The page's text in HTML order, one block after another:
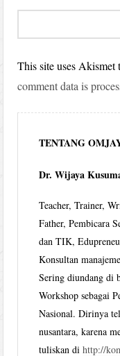
This site uses
comment data is
TENTANG
Dr. Wijaya
Teacher, Trainer,
Father, Pembicara
dan TIK,
Konsultan
Sering diundang di
Workshop sebagai
Nasional. Dirinya
nusantara, karena
tuliskan dihttp://